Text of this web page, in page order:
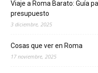
Viaje a Roma Barato: Guía
presupuesto
3 diciembre, 2025
Cosas que ver en Roma
17 noviembre, 2025